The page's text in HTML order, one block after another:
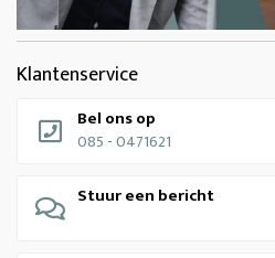
Klantenservice
Bel ons op
085 - 0471621
Stuur een bericht